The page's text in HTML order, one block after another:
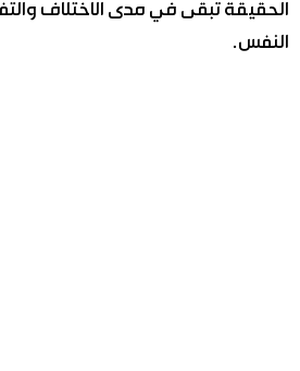
الحقيقة تبقى في مدى الاختلاف
النفس.